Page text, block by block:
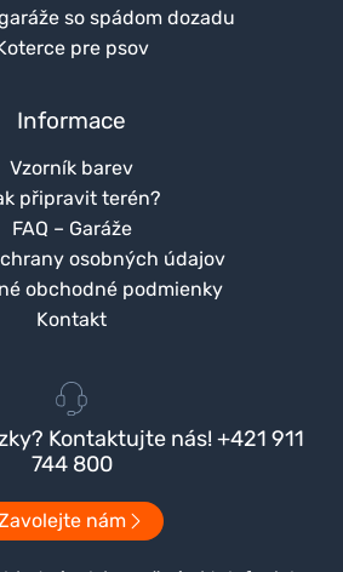
so spádom dozadu
pre psov
Informace
Vzorník barev
připravit terén?
FAQ – Garáže
osobných údajov
obchodné podmienky
Kontakt
Kontaktujte nás! +421 911
744 800
nám